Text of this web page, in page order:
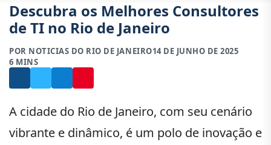
Descubra os Melhores Consultores
de TI no Rio de Janeiro
POR NOTICIAS DO RIO DE JANEIRO14 DE JUNHO DE 2025
6 MINS
A cidade do Rio de Janeiro, com seu cenário
vibrante e dinâmico, é um polo de inovação e